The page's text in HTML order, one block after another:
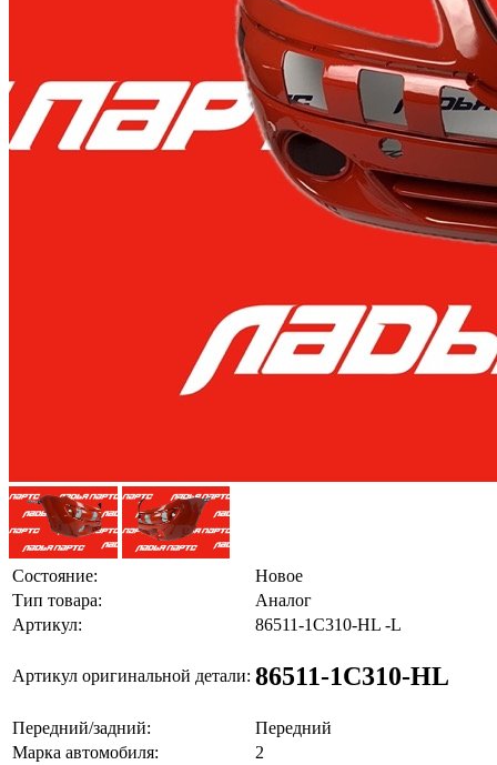
Состояние:
Новое
Тип товара:
Аналог
Артикул:
86511-1C310-HL -L
Артикул оригинальной детали: 86511-1C310-HL
Передний/задний:
Передний
Марка автомобиля:
2